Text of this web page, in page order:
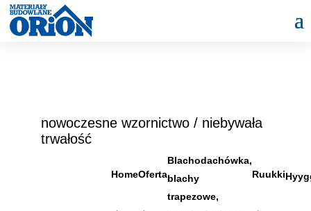
nowoczesne wzornictwo / niebywała
trwałość
HomeOferta
Blachodachówka,
blachy
trapezowe,
Ruukki